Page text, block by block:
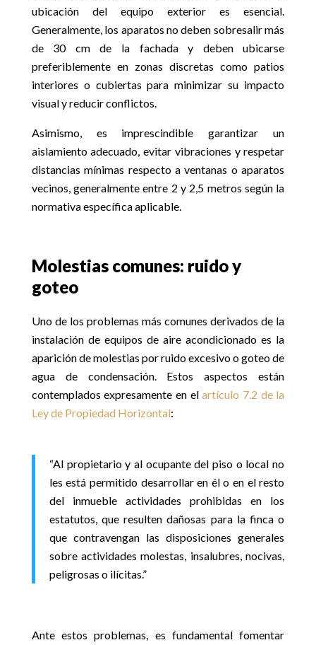
ubicación del equipo exterior es esencial.
Generalmente, los aparatos no deben sobresalir más
de 30 cm de la fachada y deben ubicarse
preferiblemente en zonas discretas como patios
interiores o cubiertas para minimizar su impacto
visual y reducir conflictos.
Asimismo, es imprescindible garantizar un
aislamiento adecuado, evitar vibraciones y respetar
distancias mínimas respecto a ventanas o aparatos
vecinos, generalmente entre 2 y 2,5 metros según la
normativa específica aplicable.
Molestias comunes: ruido y
goteo
Uno de los problemas más comunes derivados de la
instalación de equipos de aire acondicionado es la
aparición de molestias por ruido excesivo o goteo de
agua de condensación. Estos aspectos están
contemplados expresamente en elartículo 7.2 de la
Ley de Propiedad Horizontal:
“Al propietario y al ocupante del piso o local no
les está permitido desarrollar en él o en el resto
del inmueble actividades prohibidas en los
estatutos, que resulten dañosas para la finca o
que contravengan las disposiciones generales
sobre actividades molestas, insalubres, nocivas,
peligrosas o ilícitas.”
Ante estos problemas, es fundamental fomentar